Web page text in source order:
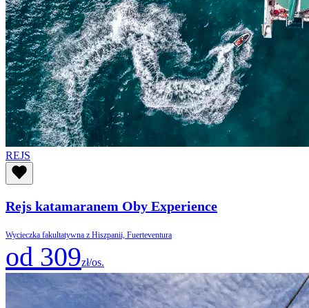
REJS
Rejs katamaranem Oby Experience
Wycieczka fakultatywna z Hiszpanii, Fuerteventura
od 309zł/os.